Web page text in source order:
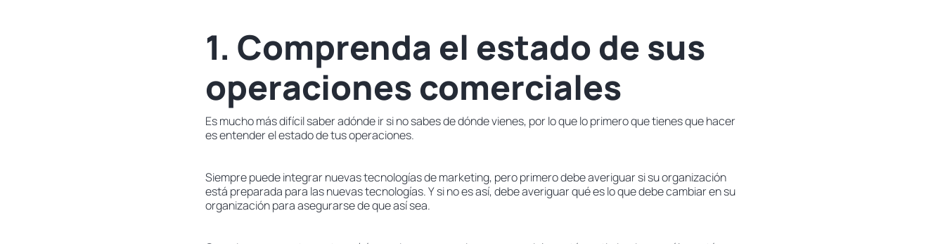
1. Comprenda el estado de sus
operaciones comerciales
Es mucho más difícil saber adónde ir si no sabes de dónde vienes, por lo que lo primero que tienes que hacer
es entender el estado de tus operaciones.
Siempre puede integrar nuevas tecnologías de marketing, pero primero debe averiguar si su organización
está preparada para las nuevas tecnologías. Y si no es así, debe averiguar qué es lo que debe cambiar en su
organización para asegurarse de que así sea.